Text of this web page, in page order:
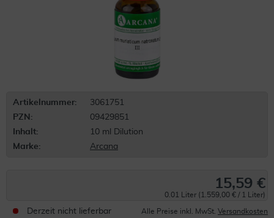
Artikelnummer:
3061751
PZN:
09429851
Inhalt:
10 ml Dilution
Marke:
Arcana
15,59 €
0.01 Liter (1.559,00 € / 1 Liter)
Derzeit nicht lieferbar Alle Preise inkl. MwSt. Versandkosten